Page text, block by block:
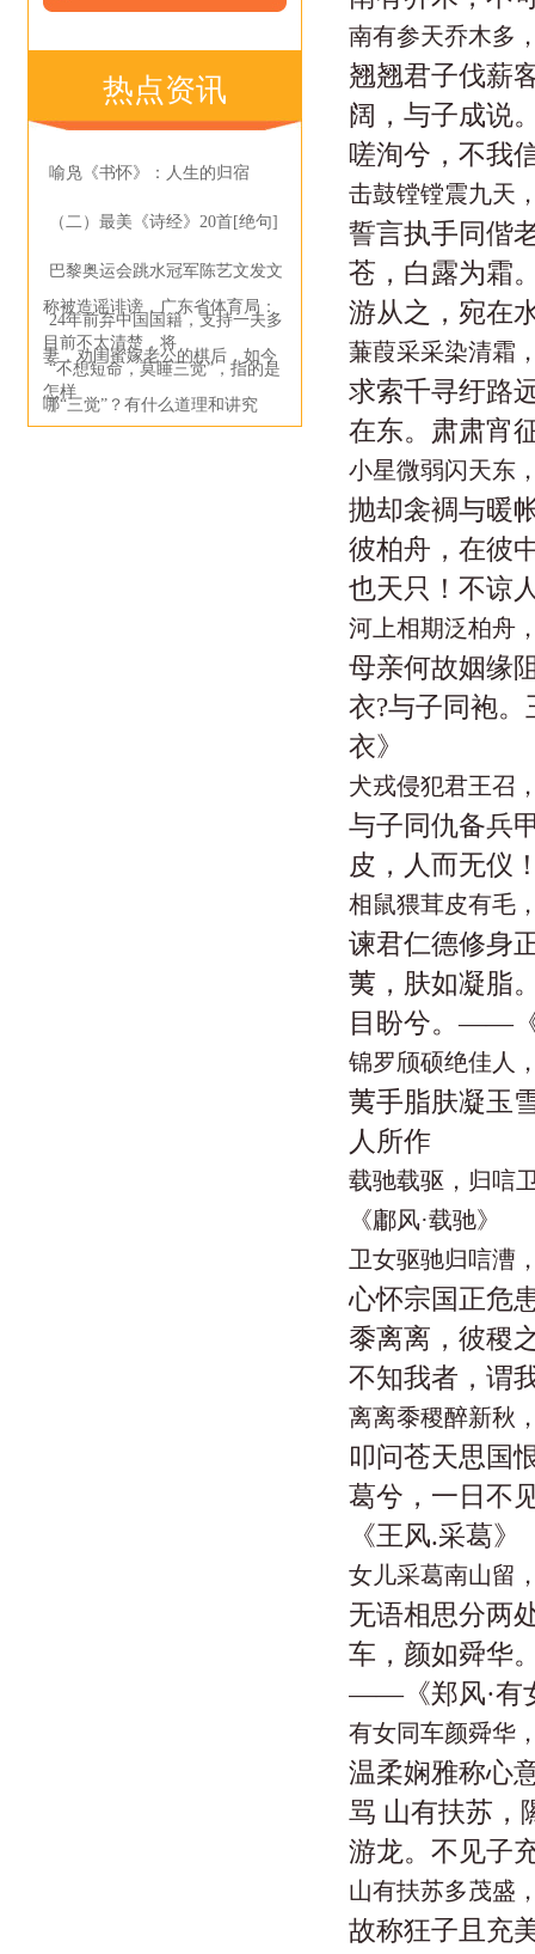
热点资讯
喻凫《书怀》：人生的归宿
（二）最美《诗经》20首[绝句]
巴黎奥运会跳水冠军陈艺文发文
称被造谣诽谤，广东省体育局：
目前不太清楚，将
24年前弃中国国籍，支持一夫多
妻，劝闺蜜嫁老公的棋后，如今
怎样
“不想短命，莫睡三觉”，指的是
哪“三觉”？有什么道理和讲究
南有参天乔木多
翘翘君子伐薪
阔，与子成说
嗟洵兮，不我
击鼓镗镗震九天
誓言执手同偕
苍，白露为霜
游从之，宛在
蒹葭采采染清霜
求索千寻纡路
在东。肃肃宵
小星微弱闪天东
抛却衾裯与暖
彼柏舟，在
也天只！不谅
河上相期泛柏舟
母亲何故姻缘
衣?与子同袍
衣》
犬戎侵犯君王召
与子同仇备兵
皮，人而无仪
相鼠猥茸皮有毛
谏君仁德修身
荑，肤如凝脂
目盼兮。——
锦罗颀硕绝佳人
荑手脂肤凝玉
人所作
载驰载驱，归唁
《鄘风·载驰》
卫女驱驰归唁漕
心怀宗国正危
黍离离，彼稷
不知我者，谓
离离黍稷醉新秋
叩问苍天思国
葛兮，一日不
《王风.采葛》
女儿采葛南山留
无语相思分两
车，颜如舜华
——《郑风·有
有女同车颜舜华
温柔娴雅称心
骂 山有扶苏，
游龙。不见子
山有扶苏多茂盛
故称狂子且充